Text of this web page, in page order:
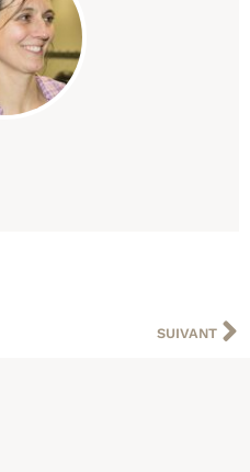
SUIVANT